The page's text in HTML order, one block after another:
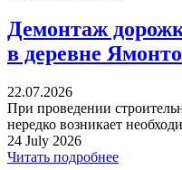
Демонтаж
в деревне
22.07.2026
При проведении
нередко возникает
24 July 2026
Читать подробнее